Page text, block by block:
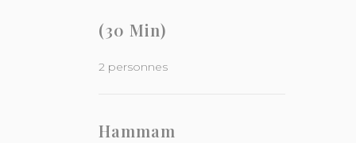
(30 Min)
2 personnes
Hammam